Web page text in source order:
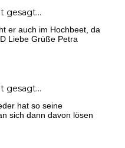
gesagt…
er auch im Hochbeet, da
Liebe Grüße Petra
gesagt…
hat so seine
sich dann davon lösen